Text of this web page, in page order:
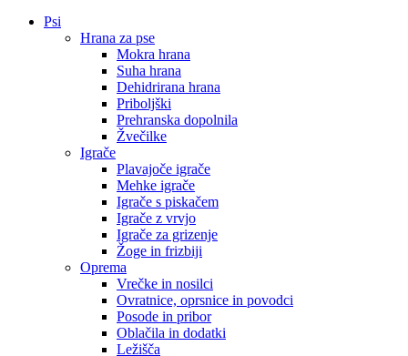
Psi
Hrana za pse
Mokra hrana
Suha hrana
Dehidrirana hrana
Priboljški
Prehranska dopolnila
Žvečilke
Igrače
Plavajoče igrače
Mehke igrače
Igrače s piskačem
Igrače z vrvjo
Igrače za grizenje
Žoge in frizbiji
Oprema
Vrečke in nosilci
Ovratnice, oprsnice in povodci
Posode in pribor
Oblačila in dodatki
Ležišča